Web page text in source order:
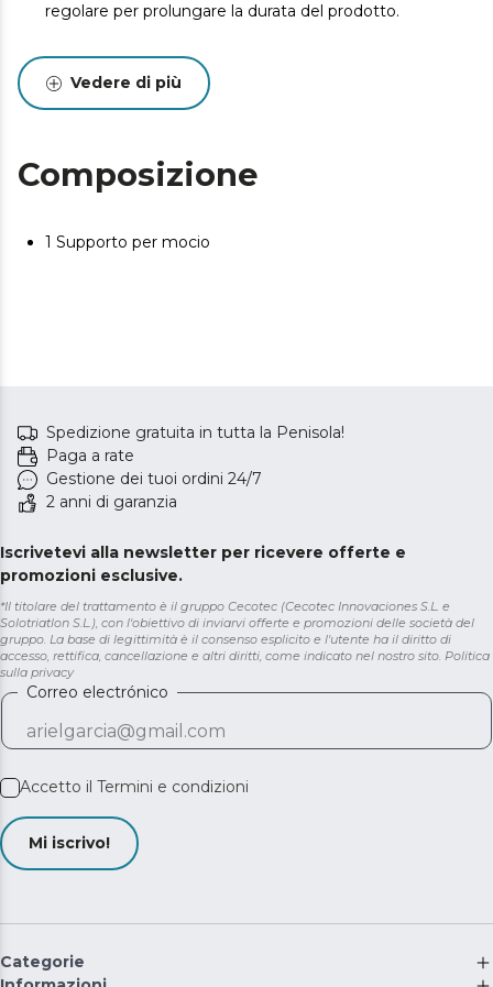
regolare per prolungare la durata del prodotto.
Vedere di più
Composizione
1 Supporto per mocio
Spedizione gratuita in tutta la Penisola!
Paga a rate
Gestione dei tuoi ordini 24/7
2 anni di garanzia
Iscrivetevi alla newsletter per ricevere offerte e
promozioni esclusive.
*Il titolare del trattamento è il gruppo Cecotec (Cecotec Innovaciones S.L. e
Solotriatlon S.L.), con l'obiettivo di inviarvi offerte e promozioni delle società del
gruppo. La base di legittimità è il consenso esplicito e l'utente ha il diritto di
accesso, rettifica, cancellazione e altri diritti, come indicato nel nostro sito. Politica
sulla privacy
Correo electrónico
Accetto il Termini e condizioni
Mi iscrivo!
Categorie